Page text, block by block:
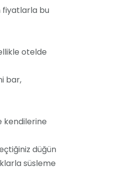
fiyatlarla bu
otelde
bar,
kendilerine
düğün
süsleme